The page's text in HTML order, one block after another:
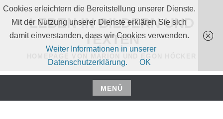
Zum
Inhalt
springen
LEBEN IN BILDERN UND
TEXTEN
MENÜ
Zum
Cookies erleichtern die Bereitstellung unserer Dienste.
Mit der Nutzung unserer Dienste erklären Sie sich
damit einverstanden, dass wir Cookies verwenden.
Weiter Informationen in unserer
Datenschutzerklärung.
OK